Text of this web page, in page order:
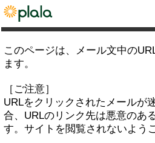
このページは、メール文中の
ます。
［ご注意］
URLをクリックされたメールが
合、URLのリンク先は悪意のあ
す。サイトを閲覧されないよう